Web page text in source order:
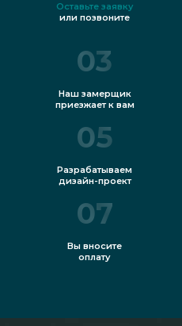
Оставьте заявку
или позвоните
03
Наш замерщик
приезжает к вам
05
Разрабатываем
дизайн-проект
07
Вы вносите
оплату